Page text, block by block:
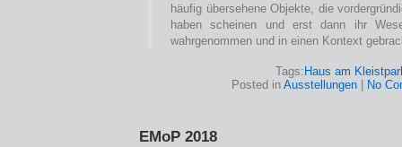
häufig übersehene Objekte, die
haben scheinen und erst dann ihr
wahrgenommen und in einen Kontext
Tags: Haus am
Posted in Ausstellungen| No
EMoP 2018